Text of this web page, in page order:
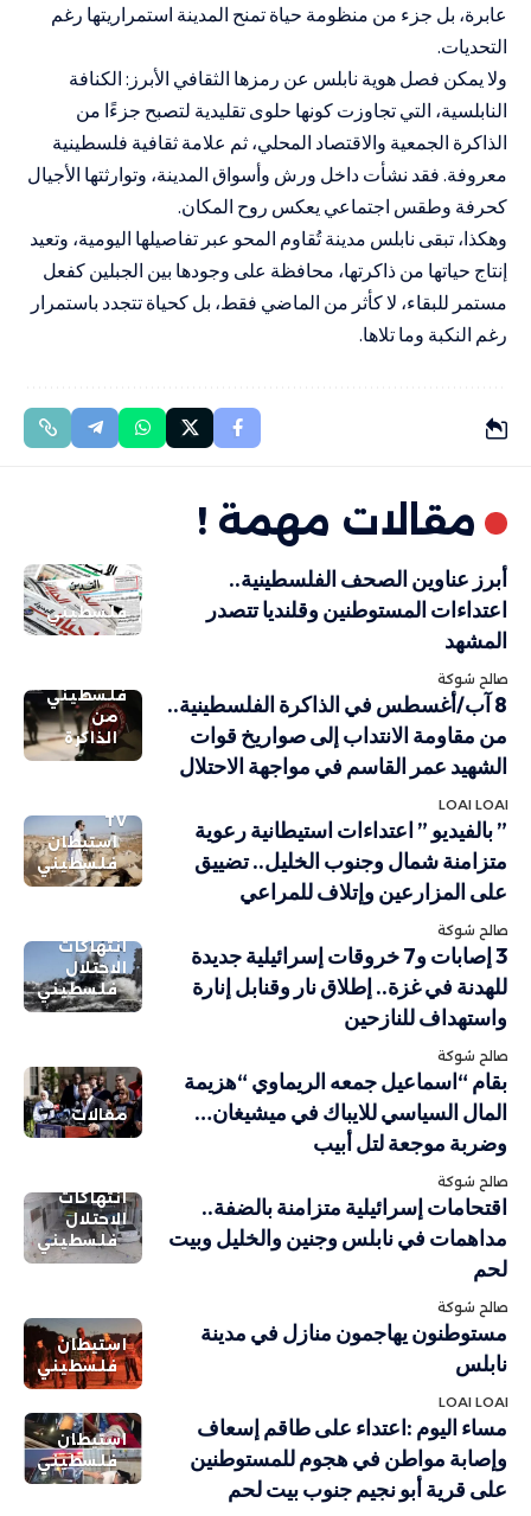
عابرة، بل جزء من منظومة حياة تمنح المدينة استمراريتها رغم
التحديات.
ولا يمكن فصل هوية نابلس عن رمزها الثقافي الأبرز: الكنافة
النابلسية، التي تجاوزت كونها حلوى تقليدية لتصبح جزءًا من
الذاكرة الجمعية والاقتصاد المحلي، ثم علامة ثقافية فلسطينية
معروفة. فقد نشأت داخل ورش وأسواق المدينة، وتوارثتها الأجيال
كحرفة وطقس اجتماعي يعكس روح المكان.
وهكذا، تبقى نابلس مدينة تُقاوم المحو عبر تفاصيلها اليومية، وتعيد
إنتاج حياتها من ذاكرتها، محافظة على وجودها بين الجبلين كفعل
مستمر للبقاء، لا كأثر من الماضي فقط، بل كحياة تتجدد باستمرار
رغم النكبة وما تلاها.
مقالات مهمة !
فلسطيني
أبرز عناوين الصحف الفلسطينية..
اعتداءات المستوطنين وقلنديا تتصدر
المشهد
صالح شوكة
فلسطيني
من
الذاكرة
8 آب/أغسطس في الذاكرة الفلسطينية..
من مقاومة الانتداب إلى صواريخ قوات
الشهيد عمر القاسم في مواجهة الاحتلال
LOAI LOAI
TV
استيطان
فلسطيني
” بالفيديو ” اعتداءات استيطانية رعوية
متزامنة شمال وجنوب الخليل.. تضييق
على المزارعين وإتلاف للمراعي
صالح شوكة
انتهاكات
الاحتلال
فلسطيني
3 إصابات و7 خروقات إسرائيلية جديدة
للهدنة في غزة.. إطلاق نار وقنابل إنارة
واستهداف للنازحين
صالح شوكة
مقالات
بقام “اسماعيل جمعه الريماوي “هزيمة
المال السياسي للايباك في ميشيغان…
وضربة موجعة لتل أبيب
صالح شوكة
انتهاكات
الاحتلال
فلسطيني
اقتحامات إسرائيلية متزامنة بالضفة..
مداهمات في نابلس وجنين والخليل وبيت
لحم
صالح شوكة
استيطان
فلسطيني
مستوطنون يهاجمون منازل في مدينة
نابلس
LOAI LOAI
استيطان
فلسطيني
مساء اليوم :اعتداء على طاقم إسعاف
وإصابة مواطن في هجوم للمستوطنين
على قرية أبو نجيم جنوب بيت لحم